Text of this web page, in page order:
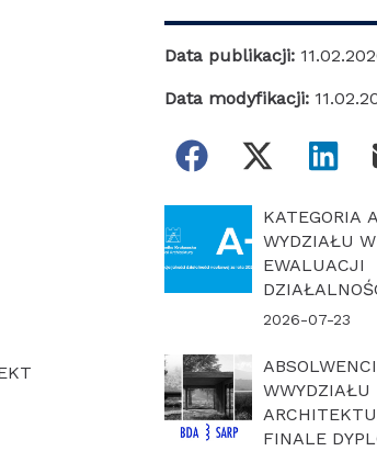
Data publikacji:
Data modyfikacji:
KATEGORIA
WYDZIAŁU W
EWALUACJI
NAUKOWEJ W
2026-07-23
ABSOLWENCI
WWYDZIAŁU
FINALE